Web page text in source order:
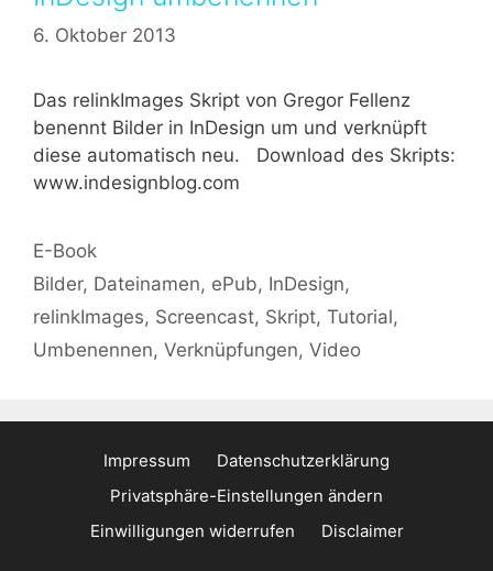
6. Oktober 2013
Das relinkImages Skript von Gregor Fellenz
benennt Bilder in InDesign um und verknüpft
diese automatisch neu. Download des Skripts:
www.indesignblog.com
Kategorien
E-Book
Schlagwörter
Bilder, Dateinamen, ePub, InDesign,
relinkImages, Screencast, Skript, Tutorial,
Umbenennen, Verknüpfungen, Video
Impressum
Datenschutzerklärung
Privatsphäre-Einstellungen ändern
Einwilligungen widerrufen
Disclaimer